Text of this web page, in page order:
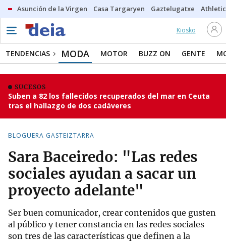
Asunción de la Virgen Casa Targaryen Gaztelugatxe Athletic
Kiosko
TENDENCIAS MODA MOTOR BUZZ ON GENTE
SUCESOS
Suben a 82 los fallecidos recuperados del mar en Ceuta
tras el hallazgo de dos cadáveres
BLOGUERA GASTEIZTARRA
Sara Baceiredo: "Las redes
sociales ayudan a sacar un
proyecto adelante"
Ser buen comunicador, crear contenidos que gusten
al público y tener constancia en las redes sociales
son tres de las características que definen a la